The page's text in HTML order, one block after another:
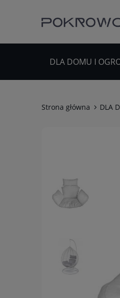
DLA DOMU I
Strona główna DLA